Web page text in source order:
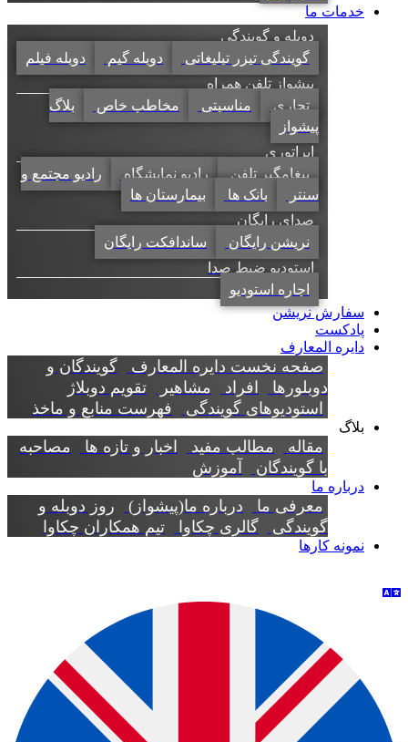
خدمات ما
دوبله و گویندگی
گویندگی تیزر تبلیغاتی
دوبله گیم
دوبله فیلم
پیشواز تلفن همراه
تجاری
مناسبتی مخاطب خاص
بلاگ
پیشواز
اپراتوری
پیغامگیر تلفن
رادیو نمایشگاه
رادیو مجتمع و
سنتر
بانک ها
بیمارستان ها
صدای رایگان
نریشن رایگان
ساندافکت رایگان
استودیو ضبط صدا
اجاره استودیو
سفارش نریشن
پادکست
دایره المعارف
صفحه نخست دایره المعارف
گویندگان و
دوبلورها
افراد مشاهیر
تقویم دوبلاژ
استودیوهای گویندگی
فهرست منابع و ماخذ
بلاگ
مقاله مطالب مفید اخبار و تازه ها
مصاحبه
با گویندگان
آموزش
درباره ما
معرفی ما درباره ما(پیشواز)
روز دوبله و
گویندگی
گالری چکاوا تیم همکاران چکاوا
نمونه کارها